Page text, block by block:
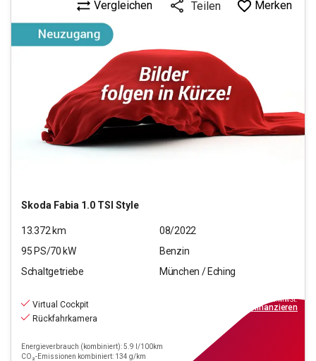
Skoda Fabia 1.0 TSI Style
Vergleichen Teilen Merken
13.372 km
08/2022
95 PS/70 kW
Benzin
Schaltgetriebe
München / Eching
Virtual Cockpit
Rückfahrkamera
Energieverbrauch (kombiniert): 5.9 l/100km
CO₂-Emissionen kombiniert: 134 g/km
inkl.MwSt.
finanzieren